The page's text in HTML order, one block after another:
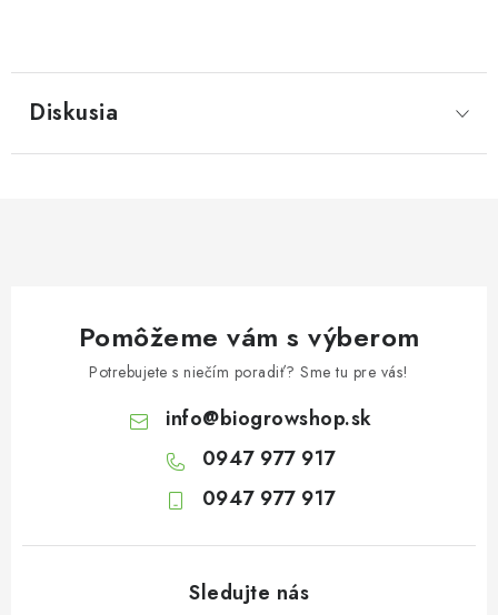
Diskusia
Pomôžeme vám s výberom
Potrebujete s niečím poradiť? Sme tu pre vás!
info@biogrowshop.sk
0947 977 917
0947 977 917